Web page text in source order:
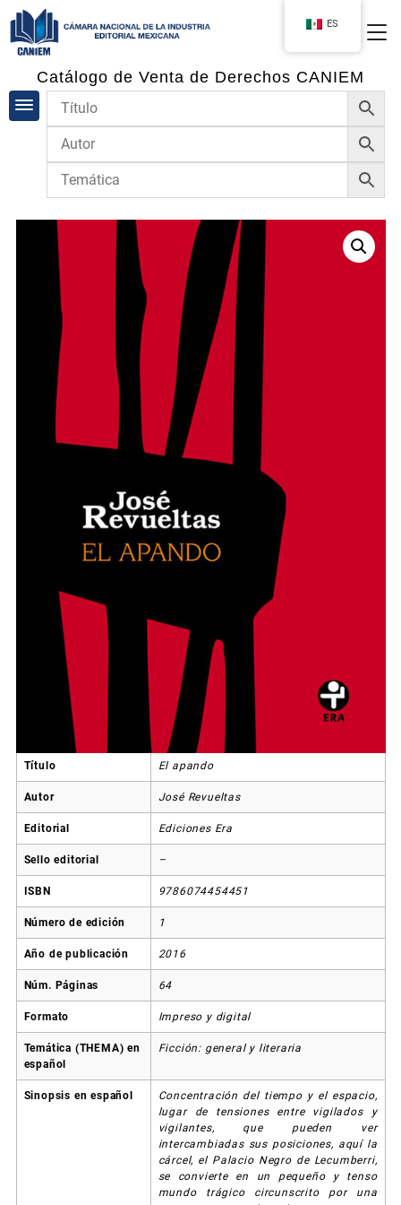
Catálogo de Venta de Derechos CANIEM
Título El apando
Autor José Revueltas
Editorial Ediciones Era
Sello editorial –
ISBN 9786074454451
Número de edición 1
Año de publicación 2016
Núm. Páginas 64
Formato Impreso y digital
Temática (THEMA) en
español
Ficción: general y literaria
Sinopsis en español
Concentración del tiempo y el espacio,
lugar de tensiones entre vigilados y
vigilantes, que pueden ver
intercambiadas sus posiciones, aquí la
cárcel, el Palacio Negro de Lecumberri,
se convierte en un pequeño y tenso
mundo trágico circunscrito por una
ES